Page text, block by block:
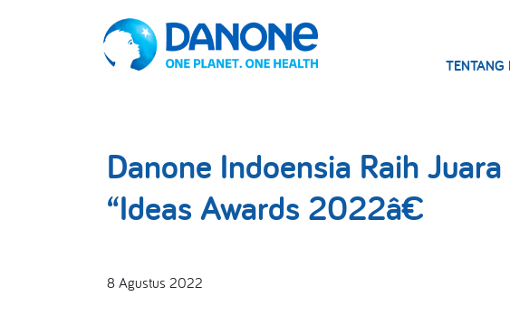
TENTANG
Danone Indoensia Raih
“Ideas Awards 2022â€
8 Agustus 2022